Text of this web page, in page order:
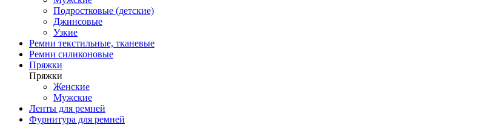
Подростковые (детские)
Джинсовые
Узкие
Ремни текстильные, тканевые
Ремни силиконовые
Пряжки
Пряжки
Женские
Мужские
Ленты для ремней
Фурнитура для ремней